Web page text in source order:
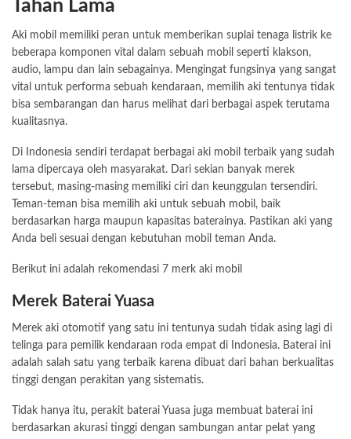
Tahan Lama
Aki mobil memiliki peran untuk memberikan suplai tenaga listrik ke
beberapa komponen vital dalam sebuah mobil seperti klakson,
audio, lampu dan lain sebagainya. Mengingat fungsinya yang sangat
vital untuk performa sebuah kendaraan, memilih aki tentunya tidak
bisa sembarangan dan harus melihat dari berbagai aspek terutama
kualitasnya.
Di Indonesia sendiri terdapat berbagai aki mobil terbaik yang sudah
lama dipercaya oleh masyarakat. Dari sekian banyak merek
tersebut, masing-masing memiliki ciri dan keunggulan tersendiri.
Teman-teman bisa memilih aki untuk sebuah mobil, baik
berdasarkan harga maupun kapasitas baterainya. Pastikan aki yang
Anda beli sesuai dengan kebutuhan mobil teman Anda.
Berikut ini adalah rekomendasi 7 merk aki mobil
Merek Baterai Yuasa
Merek aki otomotif yang satu ini tentunya sudah tidak asing lagi di
telinga para pemilik kendaraan roda empat di Indonesia. Baterai ini
adalah salah satu yang terbaik karena dibuat dari bahan berkualitas
tinggi dengan perakitan yang sistematis.
Tidak hanya itu, perakit baterai Yuasa juga membuat baterai ini
berdasarkan akurasi tinggi dengan sambungan antar pelat yang